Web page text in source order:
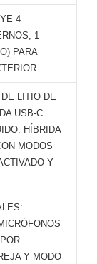
4
1
PARA
LITIO DE
USB-C.
HÍBRIDA
MODOS
Y
Y MODO